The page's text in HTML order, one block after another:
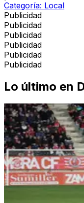
Categoría: Local
Publicidad
Publicidad
Publicidad
Publicidad
Publicidad
Publicidad
Lo último en